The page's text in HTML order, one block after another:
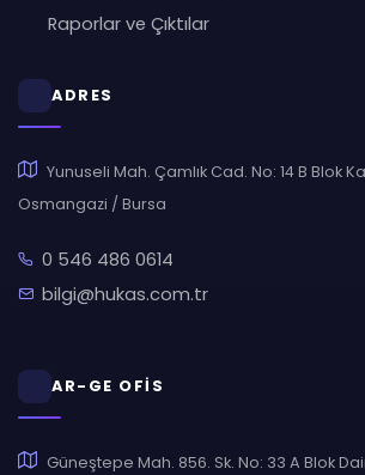
Raporlar ve Çıktılar
ADRES
Yunuseli Mah. Çamlık Cad. No: 14 B Blok
Osmangazi / Bursa
0 546 486 0614
bilgi@hukas.com.tr
AR-GE OFİS
Güneştepe Mah. 856. Sk. No: 33 A Blok